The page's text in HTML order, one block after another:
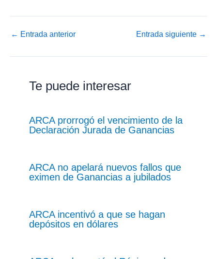
← Entrada anterior Entrada siguiente →
Te puede interesar
ARCA prorrogó el vencimiento de la
Declaración Jurada de Ganancias
ARCA no apelará nuevos fallos que
eximen de Ganancias a jubilados
ARCA incentivó a que se hagan
depósitos en dólares